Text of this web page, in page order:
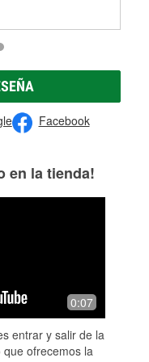
Facebook
en la tienda!
0:07
entrar y salir de la
ofrecemos la